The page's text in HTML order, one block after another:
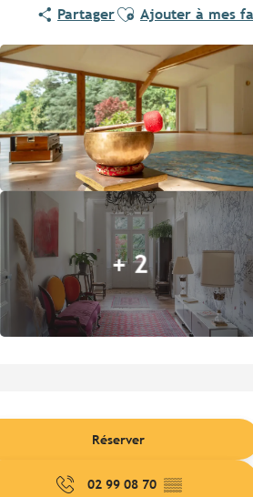
PartagerAjouter aux favoris
Ajouter à mes
+ 2
et
Réserver
02 99 08 70 ▒▒